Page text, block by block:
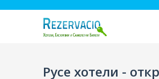
Русе хотели -